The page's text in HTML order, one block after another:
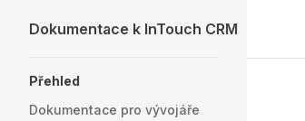
Skip to content
Dokumentace k InTouch CRM
Přehled
Dokumentace pro vývojáře